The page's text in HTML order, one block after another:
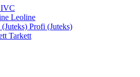
IVC
Leoline
Profi (Juteks)
Tarkett